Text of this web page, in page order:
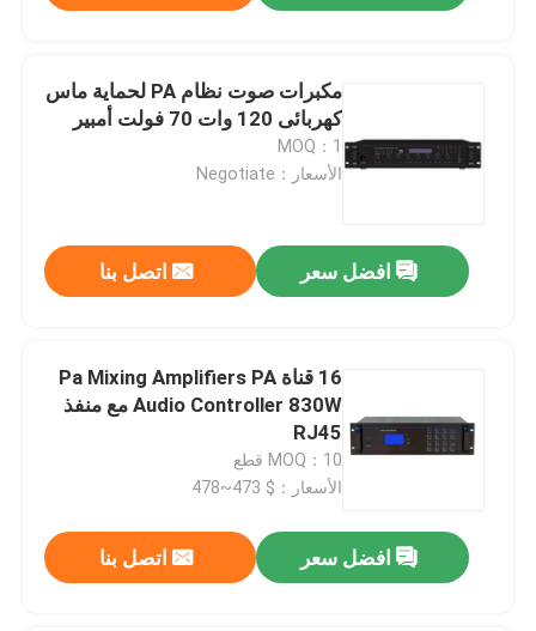
بيت
مكبرات صوت نظام PA لحماية ماس
كهربائى 120 وات 70 فولت أمبير
MOQ：1
الأسعار：Negotiate
افضل سعر اتصل بنا
16 قناة Pa Mixing Amplifiers PA
Audio Controller 830W مع منفذ
RJ45
MOQ：10 قطع
الأسعار：$ 473~478
افضل سعر اتصل بنا